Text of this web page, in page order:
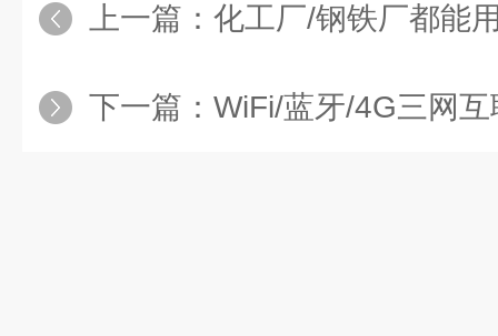
上一篇： 化工厂/钢铁厂都能用！
下一篇： WiFi/蓝牙/4G三网互联！安